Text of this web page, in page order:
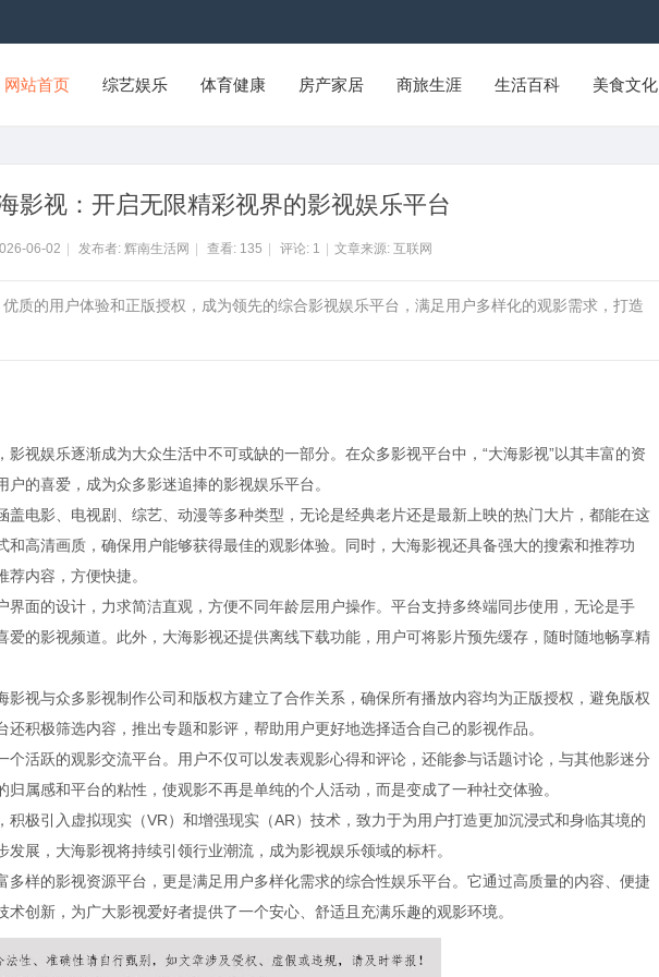
网站首页 综艺娱乐 体育健康 房产家居 商旅生涯 生活百科 美食文化
影视：开启无限精彩视界的影视娱乐平台
06-02 发布者: 辉南生活网 查看: 135 评论: 1 文章来源: 互联网
质的用户体验和正版授权，成为领先的综合影视娱乐平台，满足用户多样化的观影需求，打造
影视娱乐逐渐成为大众生活中不可或缺的一部分。在众多影视平台中，“大海影视”以其丰富的资
的喜爱，成为众多影迷追捧的影视娱乐平台。
盖电影、电视剧、综艺、动漫等多种类型，无论是经典老片还是最新上映的热门大片，都能在这
和高清画质，确保用户能够获得最佳的观影体验。同时，大海影视还具备强大的搜索和推荐功
内容，方便快捷。
界面的设计，力求简洁直观，方便不同年龄层用户操作。平台支持多终端同步使用，无论是手
爱的影视频道。此外，大海影视还提供离线下载功能，用户可将影片预先缓存，随时随地畅享精
影视与众多影视制作公司和版权方建立了合作关系，确保所有播放内容均为正版授权，避免版权
积极筛选内容，推出专题和影评，帮助用户更好地选择适合自己的影视作品。
个活跃的观影交流平台。用户不仅可以发表观影心得和评论，还能参与话题讨论，与其他影迷分
属感和平台的粘性，使观影不再是单纯的个人活动，而是变成了一种社交体验。
积极引入虚拟现实（VR）和增强现实（AR）技术，致力于为用户打造更加沉浸式和身临其境的
展，大海影视将持续引领行业潮流，成为影视娱乐领域的标杆。
多样的影视资源平台，更是满足用户多样化需求的综合性娱乐平台。它通过高质量的内容、便捷
创新，为广大影视爱好者提供了一个安心、舒适且充满乐趣的观影环境。